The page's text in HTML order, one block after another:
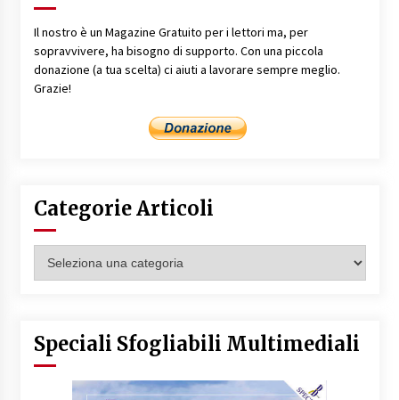
Il nostro è un Magazine Gratuito per i lettori ma, per
sopravvivere, ha bisogno di supporto. Con una piccola
donazione (a tua scelta) ci aiuti a lavorare sempre meglio.
Grazie!
Categorie Articoli
Articoli
Speciali Sfogliabili Multimediali